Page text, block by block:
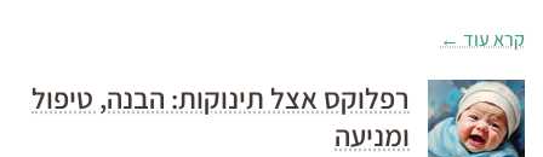
קרא עוד ←
רפלוקס אצל תינוקות: הבנה, טיפול
ומניעה